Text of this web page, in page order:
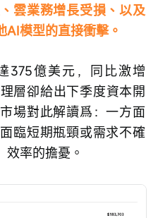
雲業務增長受損、以及
模型的直接衝擊。
375億美元，同比激增
層卻給出下季度資本開
場對此解讀爲：一方面
臨短期瓶頸或需求不確
率的擔憂。